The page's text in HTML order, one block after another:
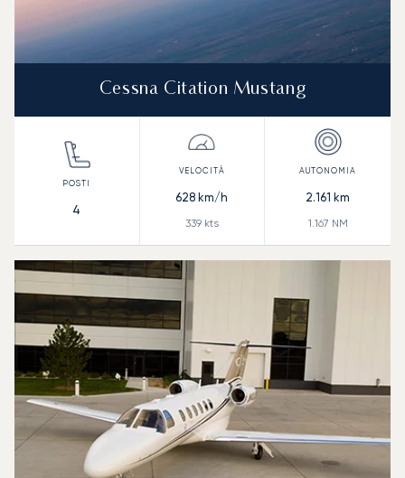
Cessna Citation Mustang
4
628 km/h
339kts
2.161 km
1.167 NM